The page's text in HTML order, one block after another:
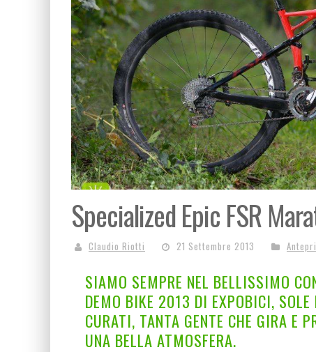
Specialized Epic FSR
Claudio Riotti 21 Settembre 2013
SIAMO SEMPRE NEL BELLISSIMO
DEMO BIKE 2013 DI EXPOBICI, SOLE
CURATI, TANTA GENTE CHE GIRA E
UNA BELLA ATMOSFERA.